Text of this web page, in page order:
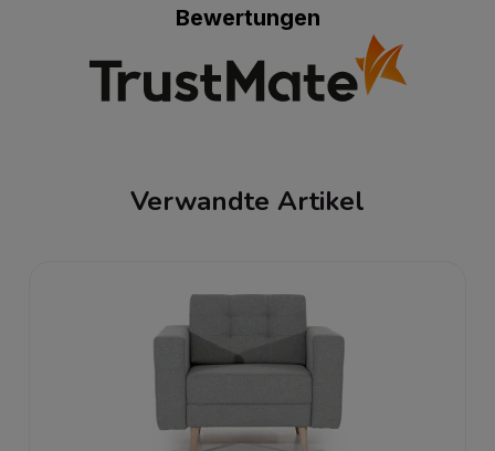
Bewertungen
Verwandte Artikel